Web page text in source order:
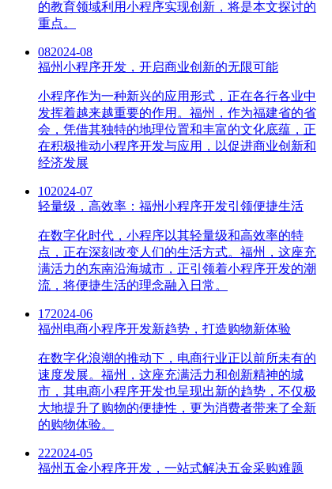
的教育领域利用小程序实现创新，将是本文探讨的
重点。
082024-08
福州小程序开发，开启商业创新的无限可能
小程序作为一种新兴的应用形式，正在各行各业中
发挥着越来越重要的作用。福州，作为福建省的省
会，凭借其独特的地理位置和丰富的文化底蕴，正
在积极推动小程序开发与应用，以促进商业创新和
经济发展
102024-07
轻量级，高效率：福州小程序开发引领便捷生活
在数字化时代，小程序以其轻量级和高效率的特
点，正在深刻改变人们的生活方式。福州，这座充
满活力的东南沿海城市，正引领着小程序开发的潮
流，将便捷生活的理念融入日常。
172024-06
福州电商小程序开发新趋势，打造购物新体验
在数字化浪潮的推动下，电商行业正以前所未有的
速度发展。福州，这座充满活力和创新精神的城
市，其电商小程序开发也呈现出新的趋势，不仅极
大地提升了购物的便捷性，更为消费者带来了全新
的购物体验。
222024-05
福州五金小程序开发，一站式解决五金采购难题